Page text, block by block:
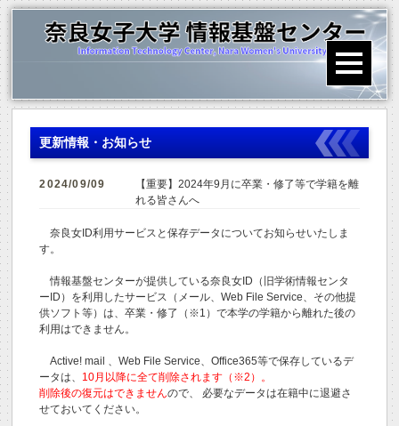
更新情報・お知らせ
2024/09/09
【重要】2024年9月に卒業・修了等で学籍を離
れる皆さんへ
奈良女ID利用サービスと保存データについてお知らせいたしま
す。
情報基盤センターが提供している奈良女ID（旧学術情報センタ
ーID）を利用したサービス（メール、Web File Service、その他提
供ソフト等）は、卒業・修了（※1）で本学の学籍から離れた後の
利用はできません。
Active! mail 、Web File Service、Office365等で保存しているデ
ータは、 10月以降に全て削除されます（※2）。
削除後の復元はできませんので、 必要なデータは在籍中に退避さ
せておいてください。